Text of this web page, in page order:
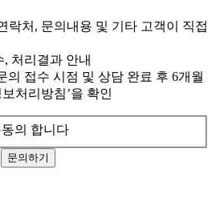
락처, 문의내용 및 기타 고객이 직접
, 처리결과 안내
의 접수 시점 및 상담 완료 후 6개월
처리방침’을 확인
의 합니다
문의하기